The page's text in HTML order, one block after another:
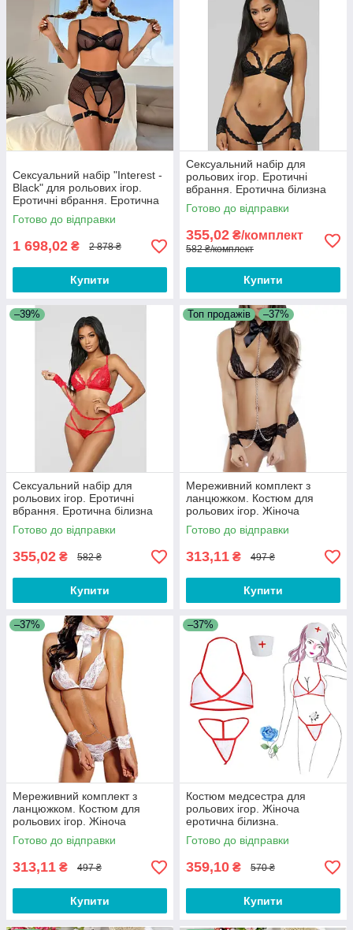
Сексуальний набір "Interest -
Black" для рольових ігор.
Еротичні вбрання. Еротична
білизна жіноча
Готово до відправки
1 698,02 ₴ 2 878 ₴
Купити
Сексуальний набір для
рольових ігор. Еротичні
вбрання. Еротична білизна
жіноча Чорний
Готово до відправки
355,02 ₴/комплект
582 ₴/комплект
Купити
–39%
Сексуальний набір для
рольових ігор. Еротичні
вбрання. Еротична білизна
жіноча Червоний
Готово до відправки
355,02 ₴ 582 ₴
Купити
Топ продажів –37%
Мереживний комплект з
ланцюжком. Костюм для
рольових ігор. Жіноча
еротична білизна. Еротичні
вбрання Чорний
Готово до відправки
313,11 ₴ 497 ₴
Купити
–37%
Мереживний комплект з
ланцюжком. Костюм для
рольових ігор. Жіноча
еротична білизна. Еротичні
вбрання Білий
Готово до відправки
313,11 ₴ 497 ₴
Купити
–37%
Костюм медсестра для
рольових ігор. Жіноча
еротична білизна.
Сексуальний комплект
медсестри XX1X
Готово до відправки
359,10 ₴ 570 ₴
Купити